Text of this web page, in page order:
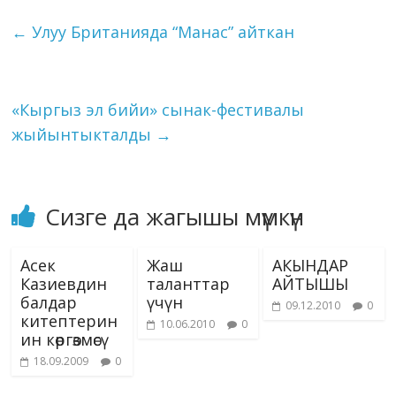
o
o
a
m
dI
n
r er A
p
l et y
k
e
← Улуу Британияда “Манас” айткан
«Кыргыз эл бийи» сынак-фестивалы
жыйынтыкталды →
Сизге да жагышы мүмкүн
Асек
Казиевдин
балдар
китептерин
ин көргөзмөсү
18.09.2009 0
Жаш
таланттар
үчүн
10.06.2010 0
АКЫНДАР
АЙТЫШЫ
09.12.2010 0